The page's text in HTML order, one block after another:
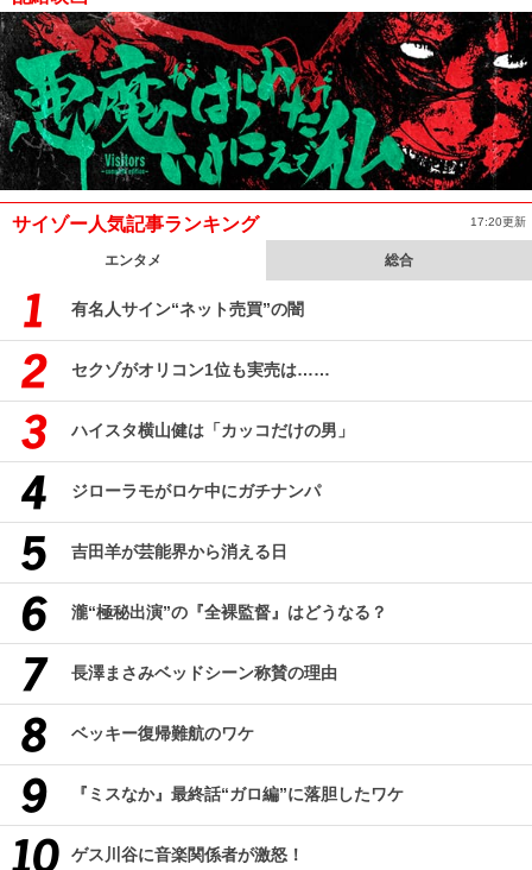
サイゾー人気記事ランキング 17:20更新
エンタメ 総合
有名人サイン“ネット売買”の闇
セクゾがオリコン1位も実売は……
ハイスタ横山健は「カッコだけの男」
ジローラモがロケ中にガチナンパ
吉田羊が芸能界から消える日
瀧“極秘出演”の『全裸監督』はどうなる？
長澤まさみベッドシーン称賛の理由
ベッキー復帰難航のワケ
『ミスなか』最終話“ガロ編”に落胆したワケ
ゲス川谷に音楽関係者が激怒！